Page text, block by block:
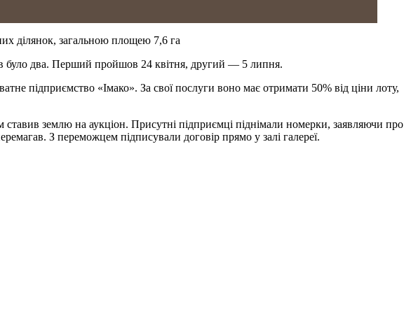
ділянок, загальною площею 7,6 га
було два. Перший пройшов 24 квітня, другий — 5 липня.
підприємство «Імако». За свої послуги воно має отримати 50% від ціни лоту,
землю на аукціон. Присутні підприємці піднімали номерки, заявляючи про
З переможцем підписували договір прямо у залі галереї.